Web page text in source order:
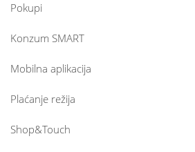
Pokupi
Konzum SMART
Mobilna aplikacija
Plaćanje režija
Shop&Touch